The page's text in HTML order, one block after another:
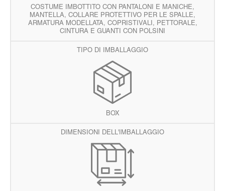
COSTUME IMBOTTITO CON PANTALONI E MANICHE,
MANTELLA, COLLARE PROTETTIVO PER LE SPALLE,
ARMATURA MODELLATA, COPRISTIVALI, PETTORALE,
CINTURA E GUANTI CON POLSINI
TIPO DI IMBALLAGGIO
BOX
DIMENSIONI DELL'IMBALLAGGIO